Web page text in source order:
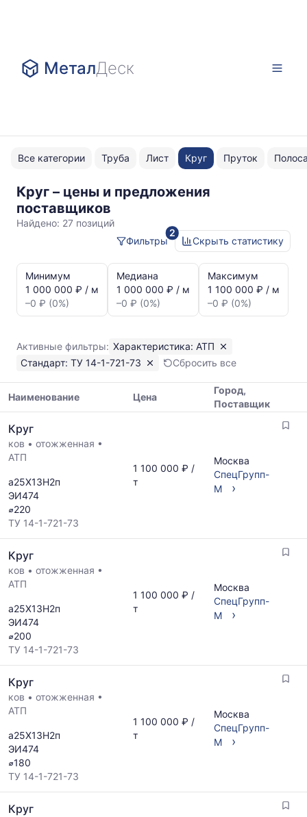
МеталДеск
Все категории Труба Лист Круг Пруток
Круг – цены и предложения
поставщиков
ТУ
14-
721-
73
Найдено: 27 позиций
2
Фильтры
Скрыть статистику
динамика
цен:
Круг
ТУ
14-
1-
721-
73
медианная
и
максимальная
цена
по
данным
прайс-
за
последний
месяц.
рассчитывается
по
актуальным
предложениям
и
обновляется
по
мере
прайс-
листов.
Минимум
1 000 000 ₽ / м
–0 ₽ (0%)
Медиана
1 000 000 ₽ / м
–0 ₽ (0%)
Максимум
1 100 000 ₽ / м
–0 ₽ (0%)
Активные фильтры: Характеристика: АТП
Стандарт: ТУ 14-1-721-73
Сбросить все
цен
на
металлопрокат
указанием
ГОСТ,
размеров
поставщиков
по
запросу
Наименование Цена
Город,
Поставщик
Круг
ков • отожженная •
АТП
а25Х13Н2п
ЭИ474
⌀220
ТУ 14-1-721-73
1 100 000 ₽ /
т
Москва
СпецГрупп-
М
›
Круг
ков • отожженная •
АТП
а25Х13Н2п
ЭИ474
⌀200
ТУ 14-1-721-73
1 100 000 ₽ /
т
Москва
СпецГрупп-
М
›
Круг
ков • отожженная •
АТП
а25Х13Н2п
ЭИ474
⌀180
ТУ 14-1-721-73
1 100 000 ₽ /
т
Москва
СпецГрупп-
М
›
Круг